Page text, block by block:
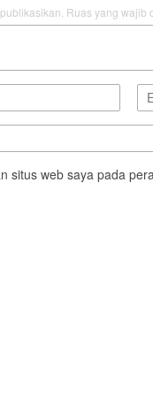
Ruas yang wajib
situs web saya pada